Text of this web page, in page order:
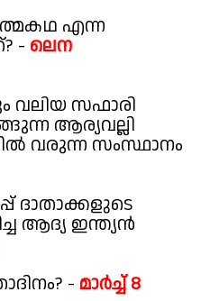
എന്ന
- ലെന
വലിയ സഫാരി
ആര്യവല്ലി
വരുന്ന സംസ്ഥാനം
ദാതാക്കളുടെ
ആദ്യ ഇന്ത്യൻ
- മാർച്ച് 8